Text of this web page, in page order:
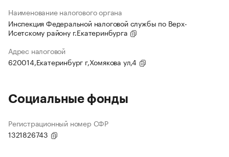
Наименование налогового органа
Инспекция Федеральной налоговой службы по Верх-
Исетскому району г.Екатеринбурга
Адрес налоговой
620014,Екатеринбург г,Хомякова ул,4
Социальные фонды
Регистрационный номер СФР
1321826743